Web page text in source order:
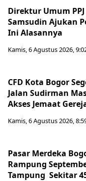
Direktur Umum
Samsudin Ajukan
Ini Alasannya
Kamis, 6 Agustus 2026,
CFD Kota Bogor
Jalan Sudirman
Akses Jemaat
Kamis, 6 Agustus 2026,
Pasar Merdeka
Rampung
Tampung Sekitar